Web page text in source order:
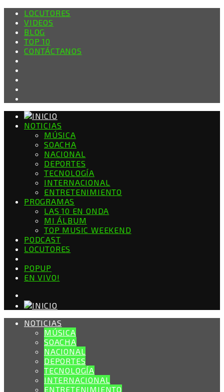
LOCUTORES
VIDEOS
BLOG
TOP 10
CONTÁCTANOS
NOTICIAS
MÚSICA
SOACHA
NACIONAL
DEPORTES
TECNOLOGÍA
INTERNACIONAL
ENTRETENIMIENTO
PROGRAMAS
LAS 10 EN ONDA
MI ÁLBUM
TOP MUSIC WEEKEND
PODCAST
LOCUTORES
POPUP
EN VIVO!
NOTICIAS
MÚSICA
SOACHA
NACIONAL
DEPORTES
TECNOLOGÍA
INTERNACIONAL
ENTRETENIMIENTO